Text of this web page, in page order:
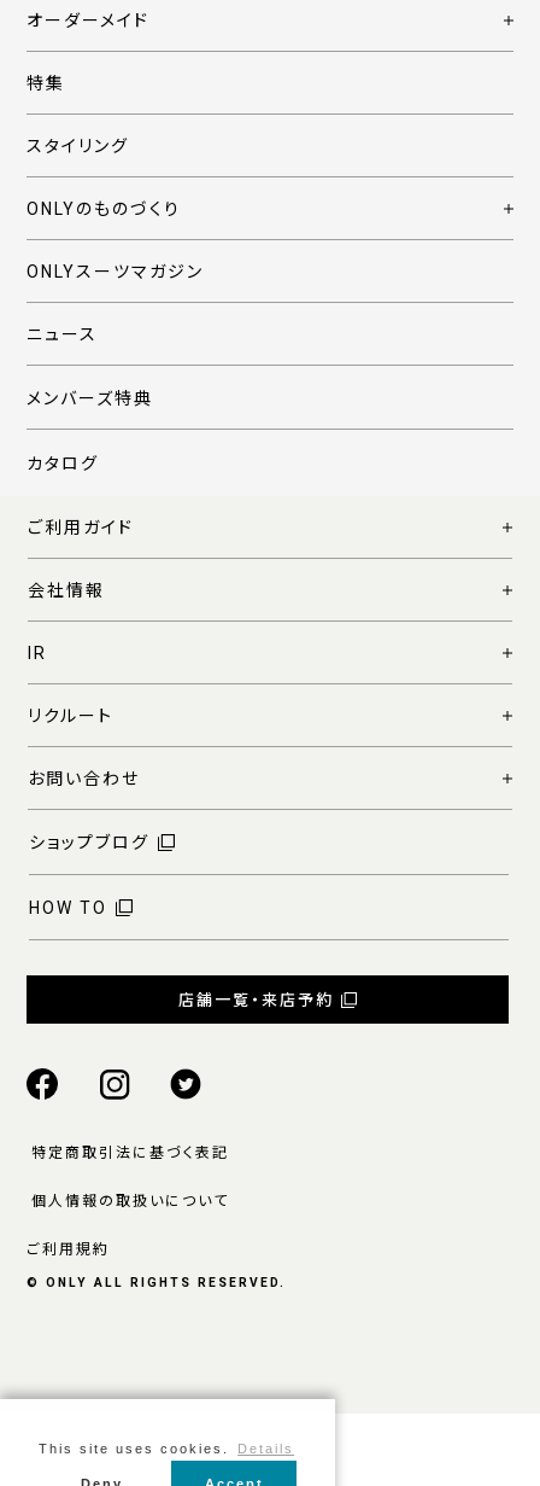
オーダーメイド
特集
スタイリング
ONLYのものづくり
ONLYスーツマガジン
ニュース
メンバーズ特典
カタログ
ご利用ガイド
会社情報
IR
リクルート
お問い合わせ
ショップブログ
HOW TO
店舗一覧・来店予約
特定商取引法に基づく表記
個人情報の取扱いについて
ご利用規約
© ONLY ALL RIGHTS RESERVED.
This site uses cookies. Details